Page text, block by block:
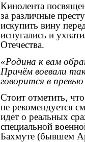
Кинолента
за различные
искупить вину
испугались и
Отечества.
«Родина к вам
Причём воевали
говорится в
Стоит отметить,
не рекомендуется
идет о реальных
специальной
Бахмуте (бывшем